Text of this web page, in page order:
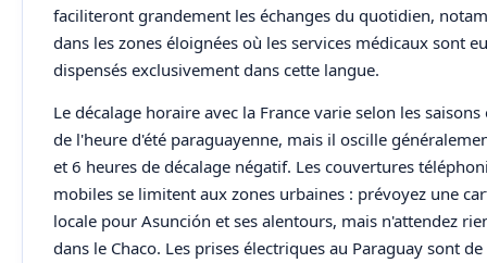
faciliteront grandement les échanges du quotidien,
dans les zones éloignées où les services médicaux sont
dispensés exclusivement dans cette langue.
Le décalage horaire avec la France varie selon les
de l'heure d'été paraguayenne, mais il oscille
et 6 heures de décalage négatif. Les couvertures
mobiles se limitent aux zones urbaines : prévoyez une
locale pour Asunción et ses alentours, mais n'attendez
dans le Chaco. Les prises électriques au Paraguay sont